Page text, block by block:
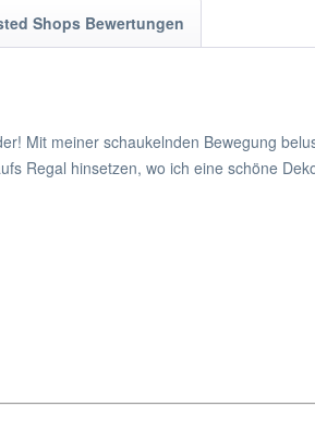
Shops Bewertungen
Mit meiner schaukelnden Bewegung
Regal hinsetzen, wo ich eine schöne